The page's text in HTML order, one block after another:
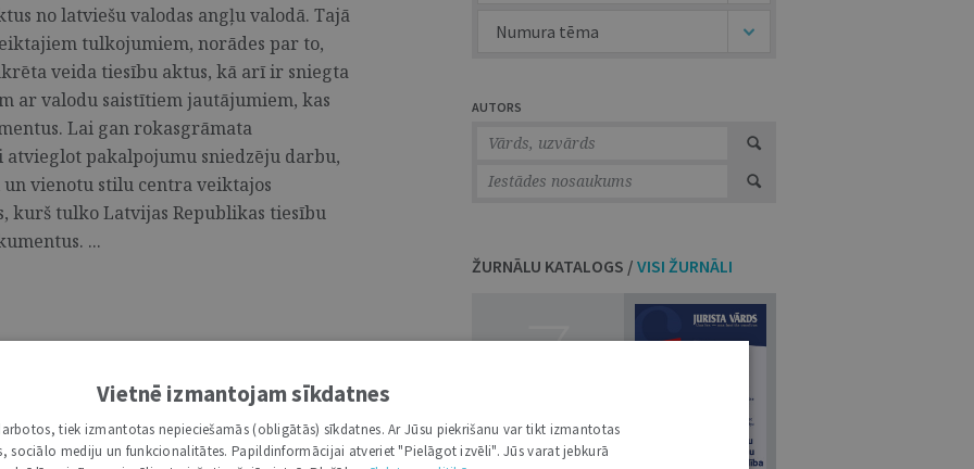
no latviešu valodas angļu valodā. Tajā
tulkojumiem, norādes par to,
veida tiesību aktus, kā arī ir sniegta
ar valodu saistītiem jautājumiem, kas
Lai gan rokasgrāmata
pakalpojumu sniedzēju darbu,
vienotu stilu centra veiktajos
kurš tulko Latvijas Republikas tiesību
...
rokasgrāmata
centra Terminoloģijas un tiesību
pakalpojumu sniedzējiem, kuri
Numura tēma
AUTORS
ŽURNĀLU KATALOGS / VISI ŽURNĀLI
7
14. JŪLIJS 2026
Vietnē izmantojam sīkdatnes
tiek izmantotas nepieciešamās (obligātās) sīkdatnes. Ar Jūsu piekrišanu var tikt izmantotas
sociālo mediju un funkcionalitātes. Papildinformācijai atveriet "Pielāgot izvēli". Jūs varat jebkurā